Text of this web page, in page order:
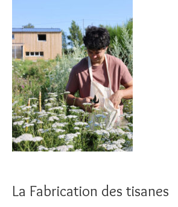
La Fabrication des tisanes